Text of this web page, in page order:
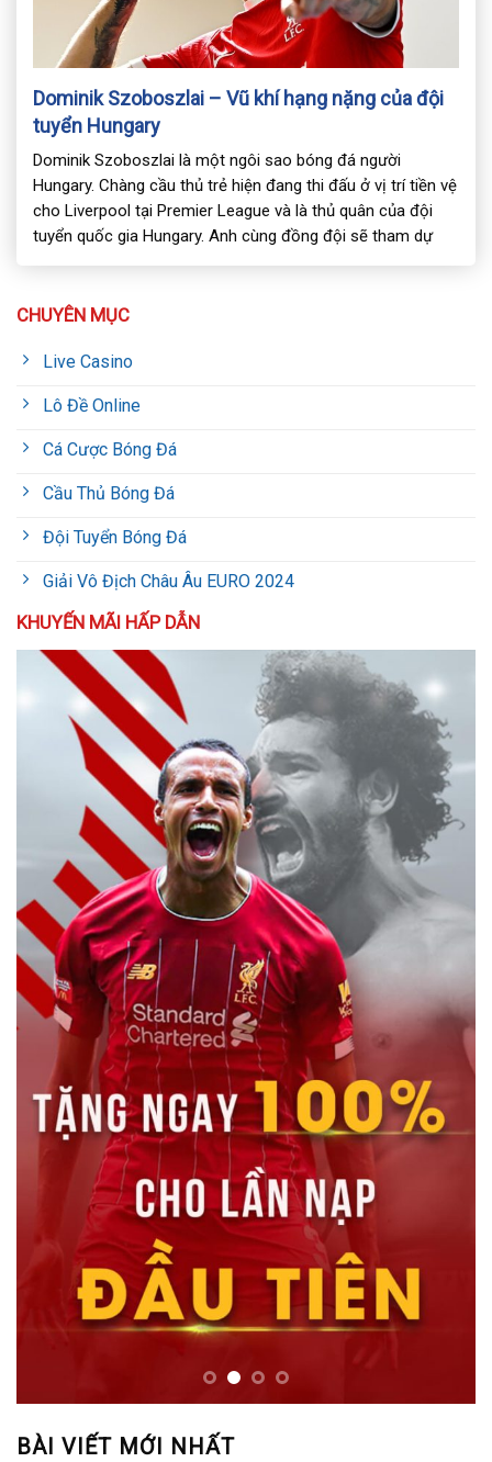
Dominik Szoboszlai – Vũ khí hạng nặng của đội
tuyển Hungary
Dominik Szoboszlai là một ngôi sao bóng đá người
Hungary. Chàng cầu thủ trẻ hiện đang thi đấu ở vị trí tiền vệ
cho Liverpool tại Premier League và là thủ quân của đội
tuyển quốc gia Hungary. Anh cùng đồng đội sẽ tham dự
CHUYÊN MỤC
Live Casino
Lô Đề Online
Cá Cược Bóng Đá
Cầu Thủ Bóng Đá
Đội Tuyển Bóng Đá
Giải Vô Địch Châu Âu EURO 2024
KHUYẾN MÃI HẤP DẪN
BÀI VIẾT MỚI NHẤT